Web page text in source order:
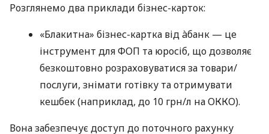
Розглянемо два приклади бізнес-карток:
«Блакитна» бізнес-картка від àбанк — це
інструмент для ФОП та юросіб, що дозволяє
безкоштовно розраховуватися за товари/
послуги, знімати готівку та отримувати
кешбек (наприклад, до 10 грн/л на ОККО).
Вона забезпечує доступ до поточного рахунку